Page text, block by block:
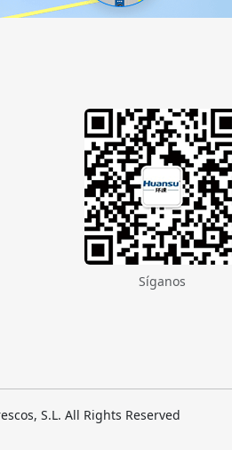
Síganos
S.L. All Rights Reserved